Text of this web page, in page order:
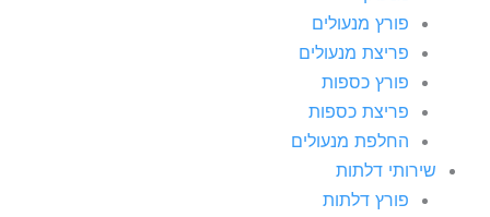
פורץ מנעולים
פריצת מנעולים
פורץ כספות
פריצת כספות
החלפת מנעולים
שירותי דלתות
פורץ דלתות